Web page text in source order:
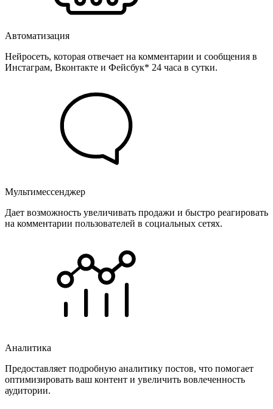
Автоматизация
Нейросеть, которая отвечает на комментарии и сообщения в
Инстаграм, Вконтакте и Фейсбук* 24 часа в сутки.
Мультимессенджер
Дает возможность увеличивать продажи и быстро реагировать
на комментарии пользователей в социальных сетях.
Аналитика
Предоставляет подробную аналитику постов, что помогает
оптимизировать ваш контент и увеличить вовлеченность
аудитории.